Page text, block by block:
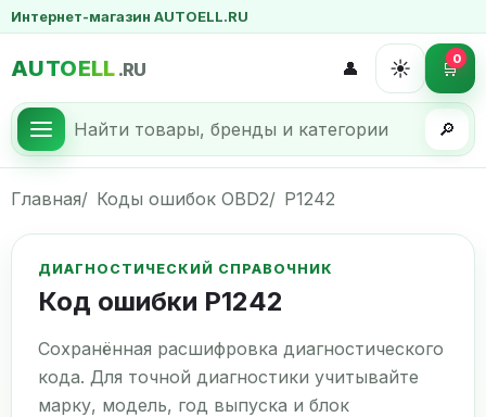
Интернет-магазин AUTOELL.RU
AUTOELL .RU
🔎
👤 ☀️ 🛒0
Главная Коды ошибок OBD2 P1242
ДИАГНОСТИЧЕСКИЙ СПРАВОЧНИК
Код ошибки P1242
Сохранённая расшифровка диагностического
кода. Для точной диагностики учитывайте
марку, модель, год выпуска и блок